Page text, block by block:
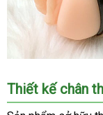
Âm
đạo
giả
Thiết kế chân